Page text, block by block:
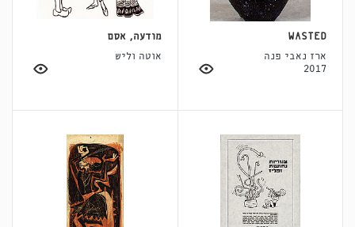
WASTED
ארז נאבי פנה
2017
מודעה, אסם
אוטה וליש